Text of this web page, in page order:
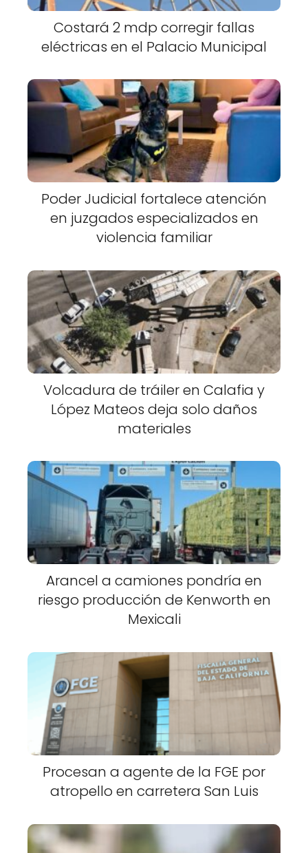
Costará 2 mdp corregir fallas
eléctricas en el Palacio Municipal
Poder Judicial fortalece atención
en juzgados especializados en
violencia familiar
Volcadura de tráiler en Calafia y
López Mateos deja solo daños
materiales
Arancel a camiones pondría en
riesgo producción de Kenworth en
Mexicali
Procesan a agente de la FGE por
atropello en carretera San Luis